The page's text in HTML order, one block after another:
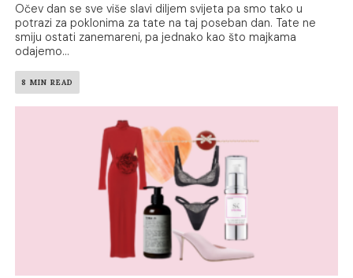
Očev dan se sve više slavi diljem svijeta pa smo tako u
potrazi za poklonima za tate na taj poseban dan. Tate ne
smiju ostati zanemareni, pa jednako kao što majkama
odajemo...
8 MIN READ